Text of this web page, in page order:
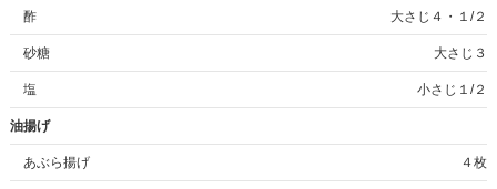
酢 大さじ４・１/２
砂糖 大さじ３
塩 小さじ１/２
油揚げ
あぶら揚げ ４枚